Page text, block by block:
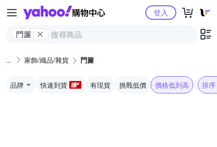
Yahoo購物中心
門簾
登入
家飾/織品/雜貨 門簾
品牌 快速到貨 有現貨 挑戰低價 價格低到高 排序